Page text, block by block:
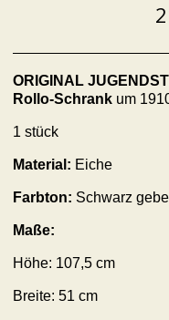
ORIGINAL
Rollo-Schrank um
1 stück
Material: Eiche
Farbton: Schwarz
Maße:
Höhe: 107,5 cm
Breite: 51 cm